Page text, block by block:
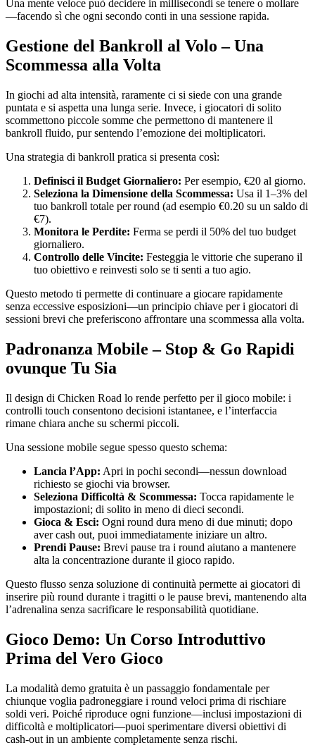
Una mente veloce può decidere in millisecondi se tenere o mollare
—facendo sì che ogni secondo conti in una sessione rapida.
Gestione del Bankroll al Volo – Una
Scommessa alla Volta
In giochi ad alta intensità, raramente ci si siede con una grande
puntata e si aspetta una lunga serie. Invece, i giocatori di solito
scommettono piccole somme che permettono di mantenere il
bankroll fluido, pur sentendo l’emozione dei moltiplicatori.
Una strategia di bankroll pratica si presenta così:
Definisci il Budget Giornaliero: Per esempio, €20 al giorno.
Seleziona la Dimensione della Scommessa: Usa il 1–3% del
tuo bankroll totale per round (ad esempio €0.20 su un saldo di
€7).
Monitora le Perdite: Ferma se perdi il 50% del tuo budget
giornaliero.
Controllo delle Vincite: Festeggia le vittorie che superano il
tuo obiettivo e reinvesti solo se ti senti a tuo agio.
Questo metodo ti permette di continuare a giocare rapidamente
senza eccessive esposizioni—un principio chiave per i giocatori di
sessioni brevi che preferiscono affrontare una scommessa alla volta.
Padronanza Mobile – Stop & Go Rapidi
ovunque Tu Sia
Il design di Chicken Road lo rende perfetto per il gioco mobile: i
controlli touch consentono decisioni istantanee, e l’interfaccia
rimane chiara anche su schermi piccoli.
Una sessione mobile segue spesso questo schema:
Lancia l’App: Apri in pochi secondi—nessun download
richiesto se giochi via browser.
Seleziona Difficoltà & Scommessa: Tocca rapidamente le
impostazioni; di solito in meno di dieci secondi.
Gioca & Esci: Ogni round dura meno di due minuti; dopo
aver cash out, puoi immediatamente iniziare un altro.
Prendi Pause: Brevi pause tra i round aiutano a mantenere
alta la concentrazione durante il gioco rapido.
Questo flusso senza soluzione di continuità permette ai giocatori di
inserire più round durante i tragitti o le pause brevi, mantenendo alta
l’adrenalina senza sacrificare le responsabilità quotidiane.
Gioco Demo: Un Corso Introduttivo
Prima del Vero Gioco
La modalità demo gratuita è un passaggio fondamentale per
chiunque voglia padroneggiare i round veloci prima di rischiare
soldi veri. Poiché riproduce ogni funzione—inclusi impostazioni di
difficoltà e moltiplicatori—puoi sperimentare diversi obiettivi di
cash-out in un ambiente completamente senza rischi.